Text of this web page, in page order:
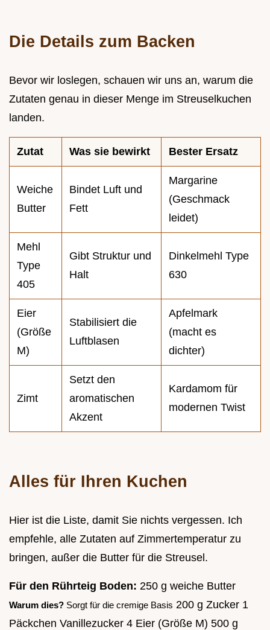
Die Details zum Backen
Bevor wir loslegen, schauen wir uns an, warum die
Zutaten genau in dieser Menge im Streuselkuchen
landen.
Zutat Was sie bewirkt Bester Ersatz
Weiche
Butter
Bindet Luft und
Fett
Margarine
(Geschmack
leidet)
Mehl
Type
405
Gibt Struktur und
Halt
Dinkelmehl Type
630
Eier
(Größe
M)
Stabilisiert die
Luftblasen
Apfelmark
(macht es
dichter)
Zimt
Setzt den
aromatischen
Akzent
Kardamom für
modernen Twist
Alles für Ihren Kuchen
Hier ist die Liste, damit Sie nichts vergessen. Ich
empfehle, alle Zutaten auf Zimmertemperatur zu
bringen, außer die Butter für die Streusel.
Für den Rührteig Boden: 250 g weiche Butter
Warum dies? Sorgt für die cremige Basis 200 g Zucker 1
Päckchen Vanillezucker 4 Eier (Größe M) 500 g